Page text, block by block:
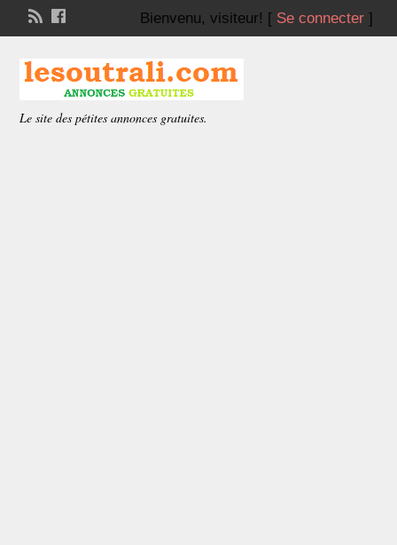
Bienvenu, visiteur! [ Se connecter]
Le site des pétites annonces gratuites.